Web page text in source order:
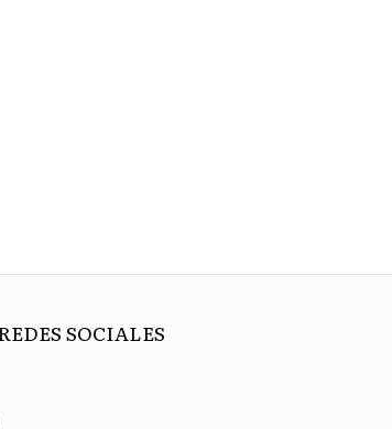
SOCIALES